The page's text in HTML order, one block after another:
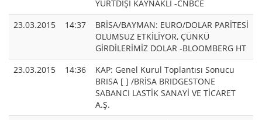
YURTDIŞI KAYNAKLI -CNBCE
23.03.2015
14:37
BRİSA/BAYMAN: EURO/DOLAR PARİTESİ
OLUMSUZ ETKİLİYOR, ÇÜNKÜ
GİRDİLERİMİZ DOLAR -BLOOMBERG HT
23.03.2015
14:36
KAP: Genel Kurul Toplantısı Sonucu
BRISA [ ] /BRİSA BRIDGESTONE
SABANCI LASTİK SANAYİ VE TİCARET
A.Ş.